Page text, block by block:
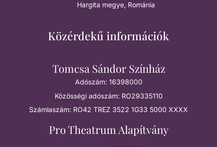
Hargita megye, Románia
Közérdekű információk
Tomcsa Sándor Színház
Adószám: 16398000
Közösségi adószám: RO29335110
Számlaszám: RO42 TREZ 3522 1G33 5000 XXXX
Pro Theatrum Alapítvány